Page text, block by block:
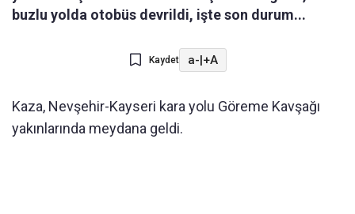
buzlu yolda otobüs devrildi, işte son durum...
Kaydet a-|+A
Kaza, Nevşehir-Kayseri kara yolu Göreme Kavşağı
yakınlarında meydana geldi.